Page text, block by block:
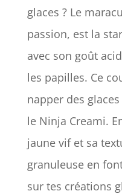
glaces ? Le
passion, est la
avec son goût
les papilles. Ce
napper des
le Ninja Creami.
jaune vif et sa
granuleuse en
sur tes créations